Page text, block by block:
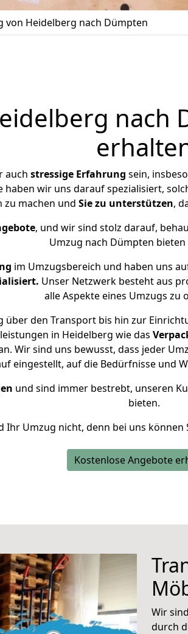
von Heidelberg nach Dümpten
nach
auch stressige Erfahrung sein,
wir uns darauf spezialisiert,
zu machen und Sie zu unterstützen,
, und wir sind stolz darauf,
Umzug nach Dümpten
im Umzugsbereich und haben uns
Unser Netzwerk besteht aus
alle Aspekte eines Umzugs zu
über den Transport bis hin zur
in Heidelberg wie das
Wir sind uns bewusst, dass jeder
eingestellt, auf die Bedürfnisse und
und sind immer bestrebt, unseren
bieten.
Ihr Umzug nicht, denn bei uns können
Kostenlose Angebote
Wir sind
durch